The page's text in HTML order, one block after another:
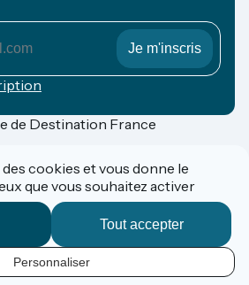
de Destination France
et France Vélo Tourisme
cookies et vous donne le
que vous souhaitez activer
Tout accepter
Personnaliser